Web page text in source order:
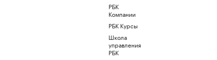
РБК
Компании
РБК Курсы
Школа
управления
РБК